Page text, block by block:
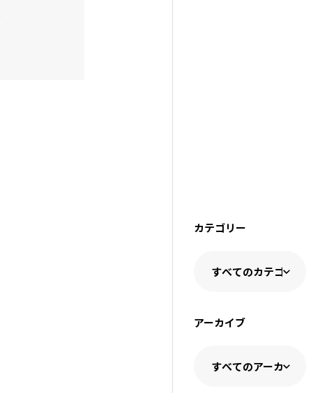
カテゴリー
アーカイブ